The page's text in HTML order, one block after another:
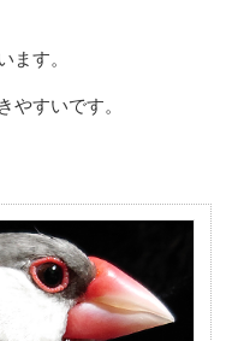
ます。
やすいです。